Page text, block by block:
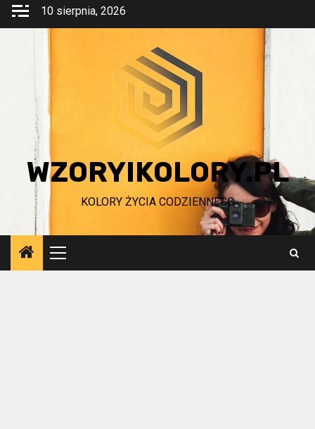
Przejdź
10 sierpnia, 2026
WZORYIKOLORY.PL
KOLORY ŻYCIA CODZIENNEGO
Menu
główne